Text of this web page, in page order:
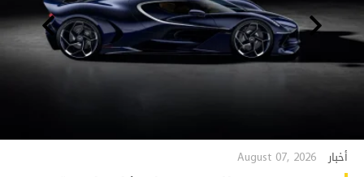
أخبار August 07, 2026